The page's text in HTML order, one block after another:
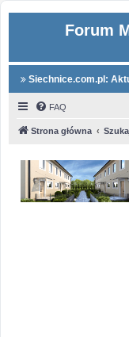
Forum
Siechnice.com.pl:
FAQ
Strona główna